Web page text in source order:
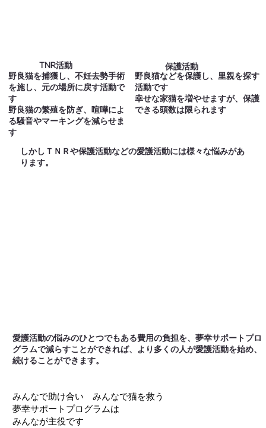
TNR活動
保護活動
​野良猫を捕獲し、不妊去勢手術
を施し、元の場所に戻す活動で
す
野良猫の繁殖を防ぎ、喧嘩によ
る騒音やマーキングを減らせま
す
野良猫などを保護し、里親を探す
活動です
​幸せな家猫を増やせますが、保護
できる頭数は限られます
しかしＴＮＲや保護活動などの愛護活動には様々な悩みがあ
ります。
愛護活動の悩みのひとつでもある費用の負担を、夢幸サポートプロ
グラムで減らすことができれば、より多くの人が愛護活動を始め、
続けることができます。
みんなで助け合い みんなで猫を救う
夢幸サポートプログラムは
みんなが主役です